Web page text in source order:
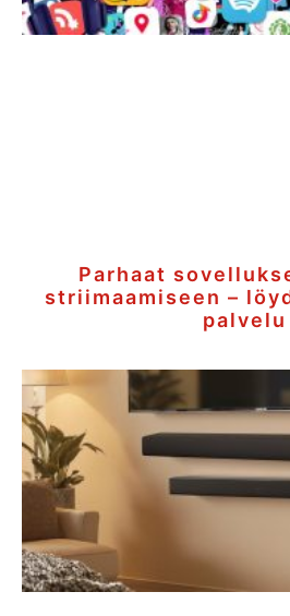
Parhaat
striimaamiseen –
palvelu